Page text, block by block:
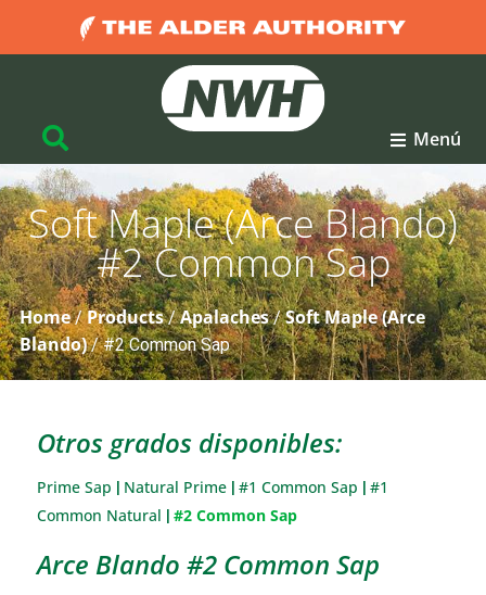
Menú
Soft Maple (Arce Blando)
#2 Common Sap
Home/Products/Apalaches/Soft Maple (Arce
Blando)/#2 Common Sap
Otros grados disponibles:
Prime Sap Natural Prime #1 Common Sap
#1
Common Natural
#2 Common Sap
Arce Blando #2 Common Sap